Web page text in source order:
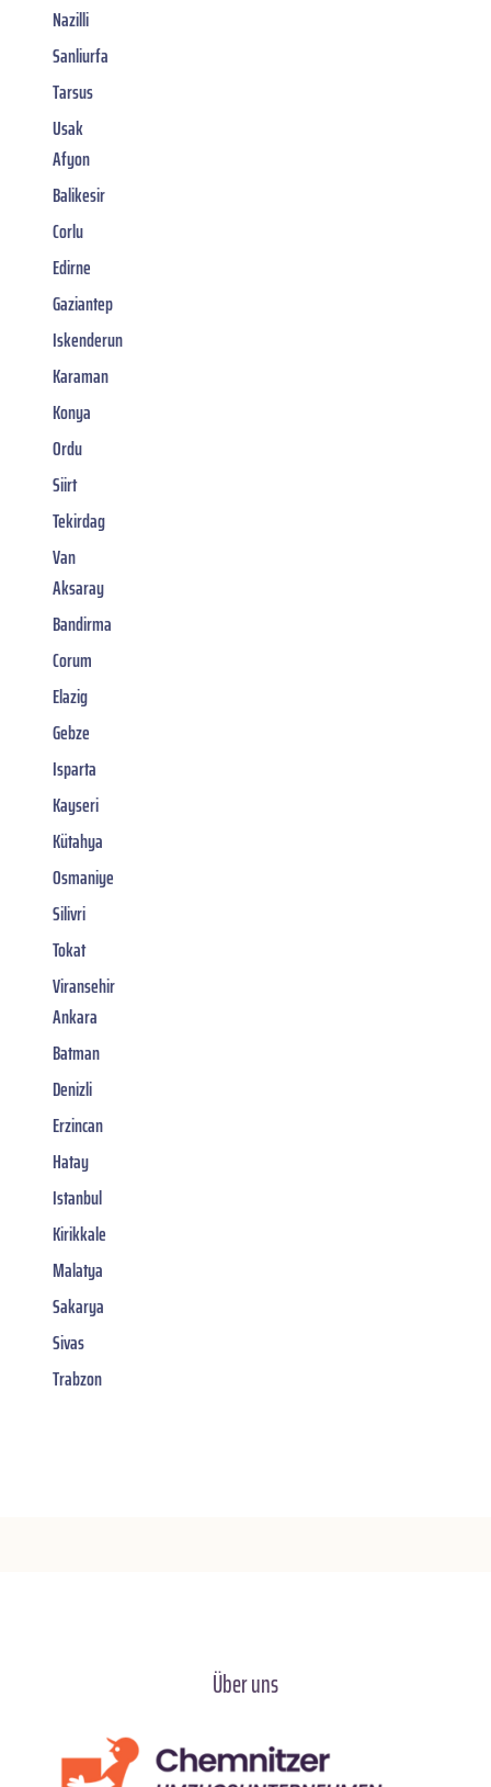
Nazilli
Sanliurfa
Tarsus
Usak
Afyon
Balikesir
Corlu
Edirne
Gaziantep
Iskenderun
Karaman
Konya
Ordu
Siirt
Tekirdag
Van
Aksaray
Bandirma
Corum
Elazig
Gebze
Isparta
Kayseri
Kütahya
Osmaniye
Silivri
Tokat
Viransehir
Ankara
Batman
Denizli
Erzincan
Hatay
Istanbul
Kirikkale
Malatya
Sakarya
Sivas
Trabzon
Über uns